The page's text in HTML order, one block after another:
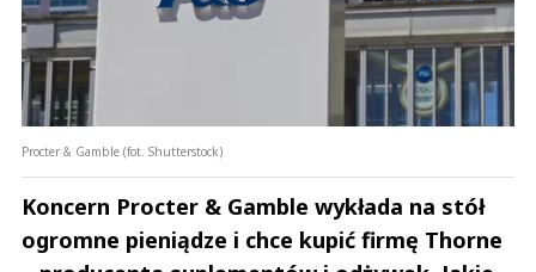
Procter & Gamble (fot. Shutterstock)
Koncern Procter & Gamble wykłada na stół
ogromne pieniądze i chce kupić firmę Thorne